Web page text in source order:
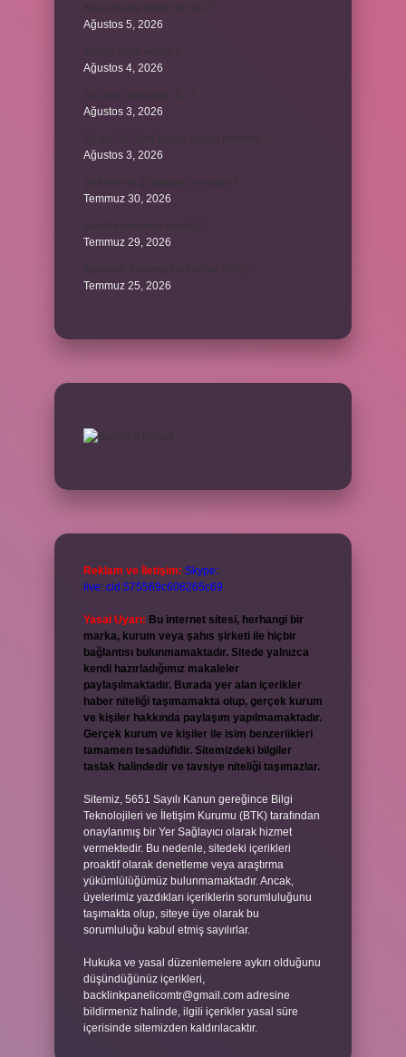
Ağustos 5, 2026
Ağustos 4, 2026
Ağustos 3, 2026
Ağustos 3, 2026
Temmuz 30, 2026
Temmuz 29, 2026
Temmuz 25, 2026
Reklam ve İletişim: Skype:
live:.cid.575569c608265c69
Yasal Uyarı: Bu internet sitesi, herhangi bir
marka, kurum veya şahıs şirketi ile hiçbir
bağlantısı bulunmamaktadır. Sitede yalnızca
kendi hazırladığımız makaleler
paylaşılmaktadır. Burada yer alan içerikler
haber niteliği taşımamakta olup, gerçek kurum
ve kişiler hakkında paylaşım yapılmamaktadır.
Gerçek kurum ve kişiler ile isim benzerlikleri
tamamen tesadüfidir. Sitemizdeki bilgiler
taslak halindedir ve tavsiye niteliği taşımazlar.
Sitemiz, 5651 Sayılı Kanun gereğince Bilgi
Teknolojileri ve İletişim Kurumu (BTK) tarafından
onaylanmış bir Yer Sağlayıcı olarak hizmet
vermektedir. Bu nedenle, sitedeki içerikleri
proaktif olarak denetleme veya araştırma
yükümlülüğümüz bulunmamaktadır. Ancak,
üyelerimiz yazdıkları içeriklerin sorumluluğunu
taşımakta olup, siteye üye olarak bu
sorumluluğu kabul etmiş sayılırlar.
Hukuka ve yasal düzenlemelere aykırı olduğunu
düşündüğünüz içerikleri,
backlinkpanelicomtr@gmail.com adresine
bildirmeniz halinde, ilgili içerikler yasal süre
içerisinde sitemizden kaldırılacaktır.